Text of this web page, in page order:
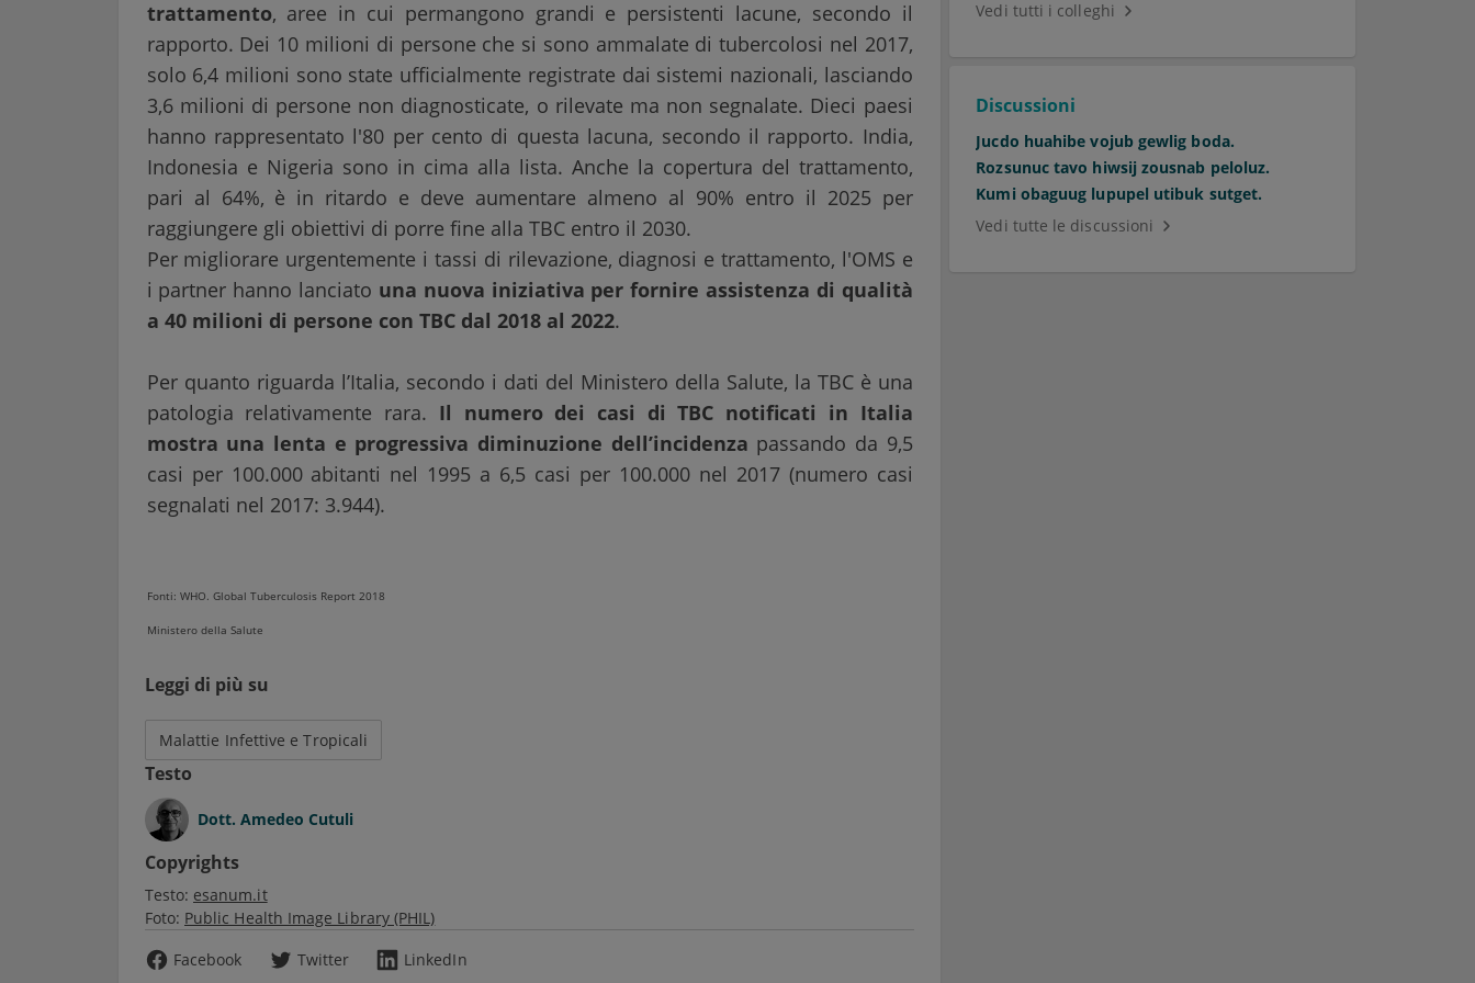
trattamento, aree in cui permangono grandi e persistenti lacune, secondo il
rapporto. Dei 10 milioni di persone che si sono ammalate di tubercolosi nel 2017,
solo 6,4 milioni sono state ufficialmente registrate dai sistemi nazionali, lasciando
3,6 milioni di persone non diagnosticate, o rilevate ma non segnalate. Dieci paesi
hanno rappresentato l'80 per cento di questa lacuna, secondo il rapporto. India,
Indonesia e Nigeria sono in cima alla lista. Anche la copertura del trattamento,
pari al 64%, è in ritardo e deve aumentare almeno al 90% entro il 2025 per
raggiungere gli obiettivi di porre fine alla TBC entro il 2030.
Per migliorare urgentemente i tassi di rilevazione, diagnosi e trattamento, l'OMS e
i partner hanno lanciato una nuova iniziativa per fornire assistenza di qualità
a 40 milioni di persone con TBC dal 2018 al 2022.
Per quanto riguarda l’Italia, secondo i dati del Ministero della Salute, la TBC è una
patologia relativamente rara. Il numero dei casi di TBC notificati in Italia
mostra una lenta e progressiva diminuzione dell’incidenza passando da 9,5
casi per 100.000 abitanti nel 1995 a 6,5 casi per 100.000 nel 2017 (numero casi
segnalati nel 2017: 3.944).
Fonti: WHO. Global Tuberculosis Report 2018
Ministero della Salute
Leggi di più su
Malattie Infettive e Tropicali
Testo
Dott. Amedeo Cutuli
Copyrights
Testo: esanum.it
Foto: Public Health Image Library (PHIL)
Facebook
Twitter LinkedIn
Vedi tutti i colleghi
Discussioni
Jucdo huahibe vojub gewlig boda.
Rozsunuc tavo hiwsij zousnab peloluz.
Kumi obaguug lupupel utibuk sutget.
Vedi tutte le discussioni